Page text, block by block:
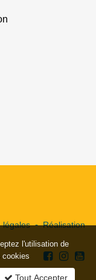
légales-Réalisation
l'utilisation de
cookies
Tout Accepter